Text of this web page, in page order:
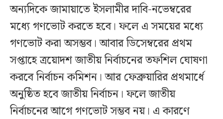
অন্যদিকে জামায়াতে ইসলামীর দাবি-নভেম্বরের
মধ্যে গণভোট করতে হবে। ফলে এ সময়ের মধ্যে
গণভোট করা অসম্ভব। আবার ডিসেম্বরের প্রথম
সপ্তাহে ত্রয়োদশ জাতীয় নির্বাচনের তফশিল ঘোষণা
করবে নির্বাচন কমিশন। আর ফেব্রুয়ারির প্রথমার্ধে
অনুষ্ঠিত হবে জাতীয় নির্বাচন। ফলে জাতীয়
নির্বাচনের আগে গণভোট সম্ভব নয়। এ কারণে